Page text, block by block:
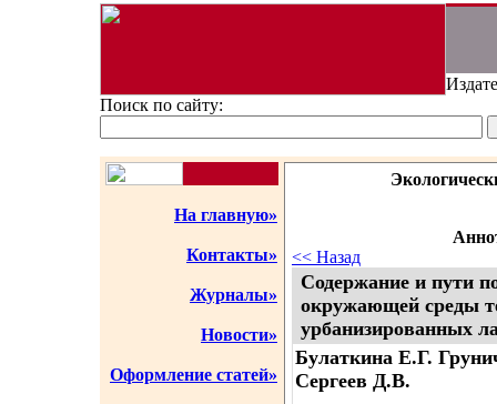
Поиск по сайту:
На главную»
Контакты»
Журналы»
Новости»
Оформление статей»
<< Назад
Содержание и пути
окружающей среды
урбанизированных
Булаткина Е.Г.
Сергеев Д.В.